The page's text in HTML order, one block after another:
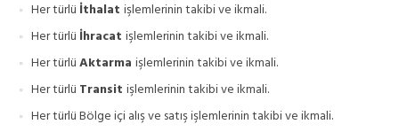
Her türlü İthalatişlemlerinin takibi ve ikmali.
Her türlü İhracatişlemlerinin takibi ve ikmali.
Her türlüAktarmaişlemlerinin takibi ve ikmali.
Her türlü Transitişlemlerinin takibi ve ikmali.
Her türlü Bölge içi alış ve satış işlemlerinin takibi ve ikmali.